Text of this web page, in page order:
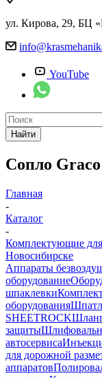
ул. Кирова, 29, БЦ
YouTube
Найти
Сопло
Главная
-
Каталог
-
Комплектующие для
Новосибирске
Аппараты
оборудование
шпаклевки
оборудования
SHEETROCK
защиты
автосервиса
для дорожной
аппаратов